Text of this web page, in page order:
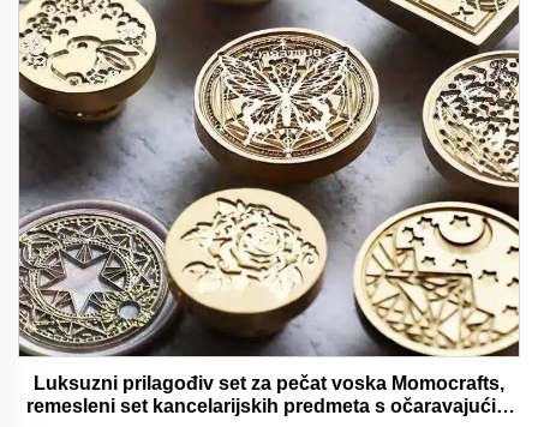
Luksuzni prilagođiv set za pečat voska Momocrafts,
remesleni set kancelarijskih predmeta s očaravajućim